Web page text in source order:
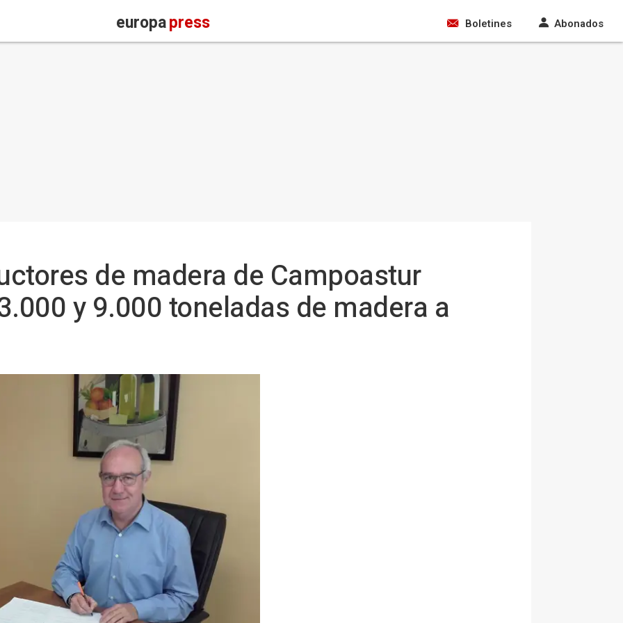
europapress Boletines Abonados
de madera de Campoastur
y 9.000 toneladas de madera a